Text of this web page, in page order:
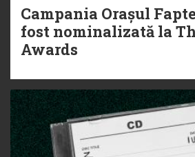
Campania Orașul
fost nominalizată la
Awards